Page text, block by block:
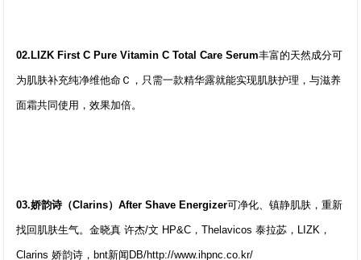
02.LIZK First C Pure Vitamin C Total Care Serum丰富的天然成分可
为肌肤补充纯净维他命Ｃ，只需一款精华露就能实现肌肤护理，与滋养
面霜共同使用，效果加倍。
03.娇韵诗（Clarins）After Shave Energizer可净化、镇静肌肤，重新
找回肌肤生气。金晓真 许杰/文 HP&C，Thelavicos 泰拉苾，LIZK，
Clarins 娇韵诗，bnt新闻DB/http://www.ihpnc.co.kr/